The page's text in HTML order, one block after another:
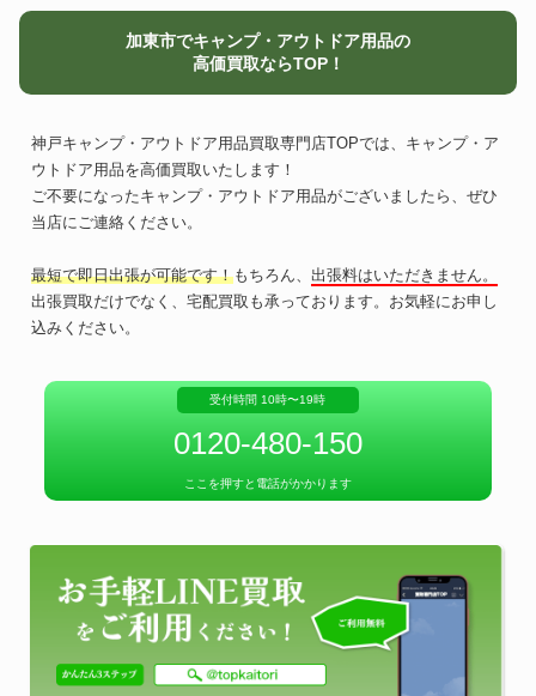
加東市でキャンプ・アウトドア用品の
高価買取ならTOP！
神戸キャンプ・アウトドア用品買取専門店TOPでは、キャンプ・ア
ウトドア用品を高価買取いたします！
ご不要になったキャンプ・アウトドア用品がございましたら、ぜひ
当店にご連絡ください。
最短で即日出張が可能です！もちろん、 出張料はいただきません。
出張買取だけでなく、宅配買取も承っております。お気軽にお申し
込みください。
受付時間 10時〜19時
0120-480-150
ここを押すと電話がかかります